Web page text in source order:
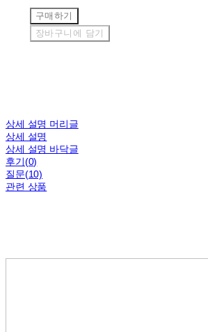
구매하기
장바구니에 담기
상세 설명 머리글
상세 설명
상세 설명 바닥글
후기(0)
질문(10)
관련 상품